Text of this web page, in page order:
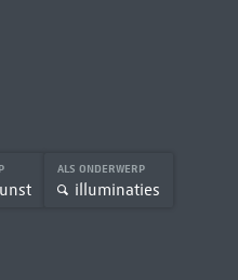
ALS ONDERWERP
illuminaties